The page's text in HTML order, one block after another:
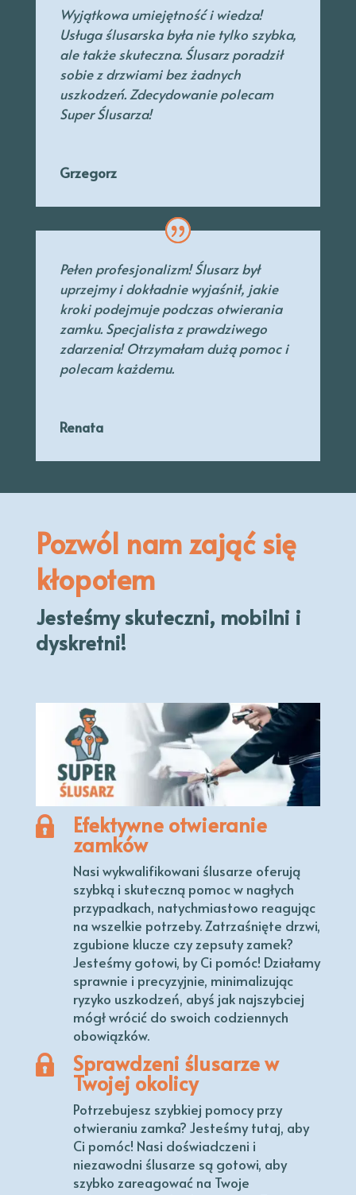
Wyjątkowa umiejętność i wiedza!
Usługa ślusarska była nie tylko szybka,
ale także skuteczna. Ślusarz poradził
sobie z drzwiami bez żadnych
uszkodzeń. Zdecydowanie polecam
Super Ślusarza!
Grzegorz
Pełen profesjonalizm! Ślusarz był
uprzejmyi dokładnie wyjaśnił, jakie
kroki podejmuje podczas otwierania
zamku. Specjalistaz prawdziwego
zdarzenia! Otrzymałam dużą pomoc i
polecam każdemu.
Renata
Pozwól nam zająć się
kłopotem
Jesteśmy skuteczni, mobilni i
dyskretni!
Efektywne otwieranie
zamków
Nasi wykwalifikowani ślusarze oferują
szybką i skuteczną pomoc w nagłych
przypadkach, natychmiastowo reagując
na wszelkie potrzeby. Zatrzaśnięte drzwi,
zgubione klucze czy zepsuty zamek?
Jesteśmy gotowi, by Ci pomóc! Działamy
sprawnie i precyzyjnie, minimalizując
ryzyko uszkodzeń, abyś jak najszybciej
mógł wrócić do swoich codziennych
obowiązków.
Sprawdzeni ślusarze w
Twojej okolicy
Potrzebujesz szybkiej pomocy przy
otwieraniu zamka? Jesteśmy tutaj, aby
Ci pomóc! Nasi doświadczeni i
niezawodni ślusarze są gotowi, aby
szybko zareagować na Twoje